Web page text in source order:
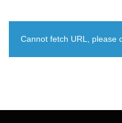
Cannot fetch URL, please